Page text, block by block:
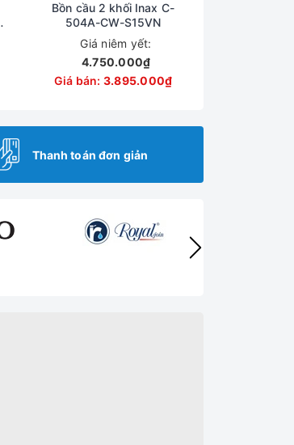
Bồn cầu 2 khối Inax C-
504A-CW-S15VN
Giá niêm yết:
4.750.000₫
Giá bán: 3.895.000₫
Thanh toán đơn giản